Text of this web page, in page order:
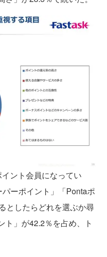
ント会員になってい
ーポイント」「Pontaポ
としたらどれを選ぶか尋
ト」が42.2％を占め、ト